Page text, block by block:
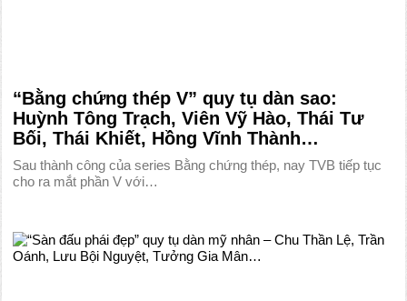
“Bằng chứng thép V” quy tụ dàn sao:
Huỳnh Tông Trạch, Viên Vỹ Hào, Thái Tư
Bối, Thái Khiết, Hồng Vĩnh Thành…
Sau thành công của series Bằng chứng thép, nay TVB tiếp tục
cho ra mắt phần V với…